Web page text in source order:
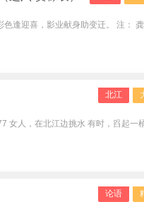
色逢迎喜，影业献身助变迁。 注：
北江
女人，在北江边挑水 有时，舀起一
论语